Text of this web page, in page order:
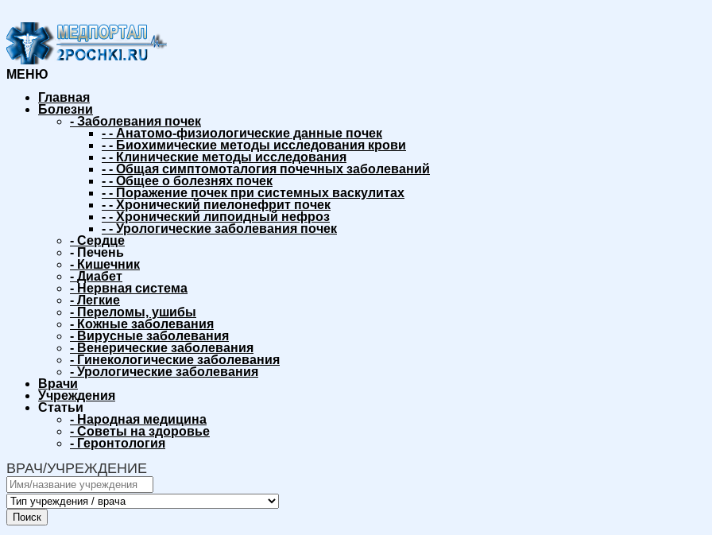
МЕНЮ
Главная
Болезни
- Заболевания почек
- - Анатомо-физиологические данные почек
- - Биохимические методы исследования крови
- - Клинические методы исследования
- - Общая симптомоталогия почечных заболеваний
- - Общее о болезнях почек
- - Поражение почек при системных васкулитах
- - Хронический пиелонефрит почек
- - Хронический липоидный нефроз
- - Урологические заболевания почек
- Сердце
- Печень
- Кишечник
- Диабет
- Нервная система
- Легкие
- Переломы, ушибы
- Кожные заболевания
- Вирусные заболевания
- Венерические заболевания
- Гинекологические заболевания
- Урологические заболевания
Врачи
Учреждения
Статьи
- Народная медицина
- Советы на здоровье
- Геронтология
ВРАЧ/УЧРЕЖДЕНИЕ
Поиск